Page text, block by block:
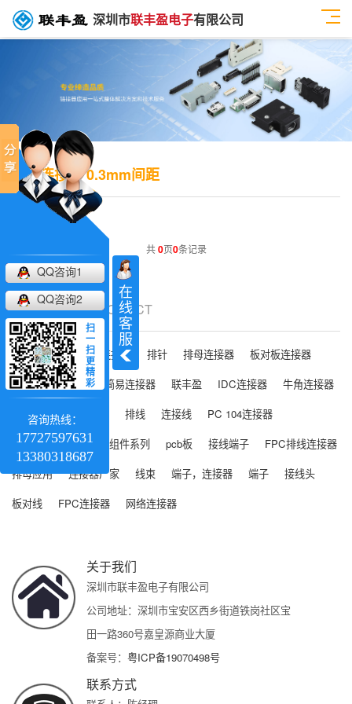
深圳市联丰盈电子有限公司
FPC连接器 0.3mm间距
共0页0条记录
产品关键词/ PRODUCT
IDC 连接器 排针连接器 排针 排母连接器
板对板连接器
排母
排针排母 简易连接器 联丰盈 IDC连接器
牛角连接器
连接器
什么是排母 排线 连接线
PC 104连接器
线对板连接器
电缆组件系列 pcb板 接线端子
FPC排线连接器
排母应用
连接器厂家 线束 端子，连接器 端子
接线头
板对线
FPC连接器 网络连接器
关于我们
深圳市联丰盈电子有限公司
公司地址：深圳市宝安区西乡街道铁岗社区宝
田一路360号嘉皇源商业大厦
备案号： 粤ICP备19070498号
联系方式
在
线
客
服
QQ咨询1
QQ咨询2
扫
一
扫
更
精
彩
咨询热线：
17727597631
13380318687